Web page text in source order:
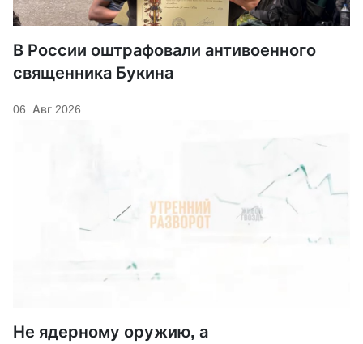
В России оштрафовали антивоенного
священника Букина
06. Авг 2026
Не ядерному оружию, а